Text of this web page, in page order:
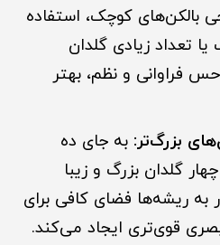
بالکن‌های کوچک، استفاده
تعداد زیادی گلدان
فراوانی و نظم، بهتر
بزرگ‌تر: به جای ده
گلدان بزرگ و زیبا
به ریشه‌ها فضای کافی برای
قوی‌تری ایجاد می‌کند.